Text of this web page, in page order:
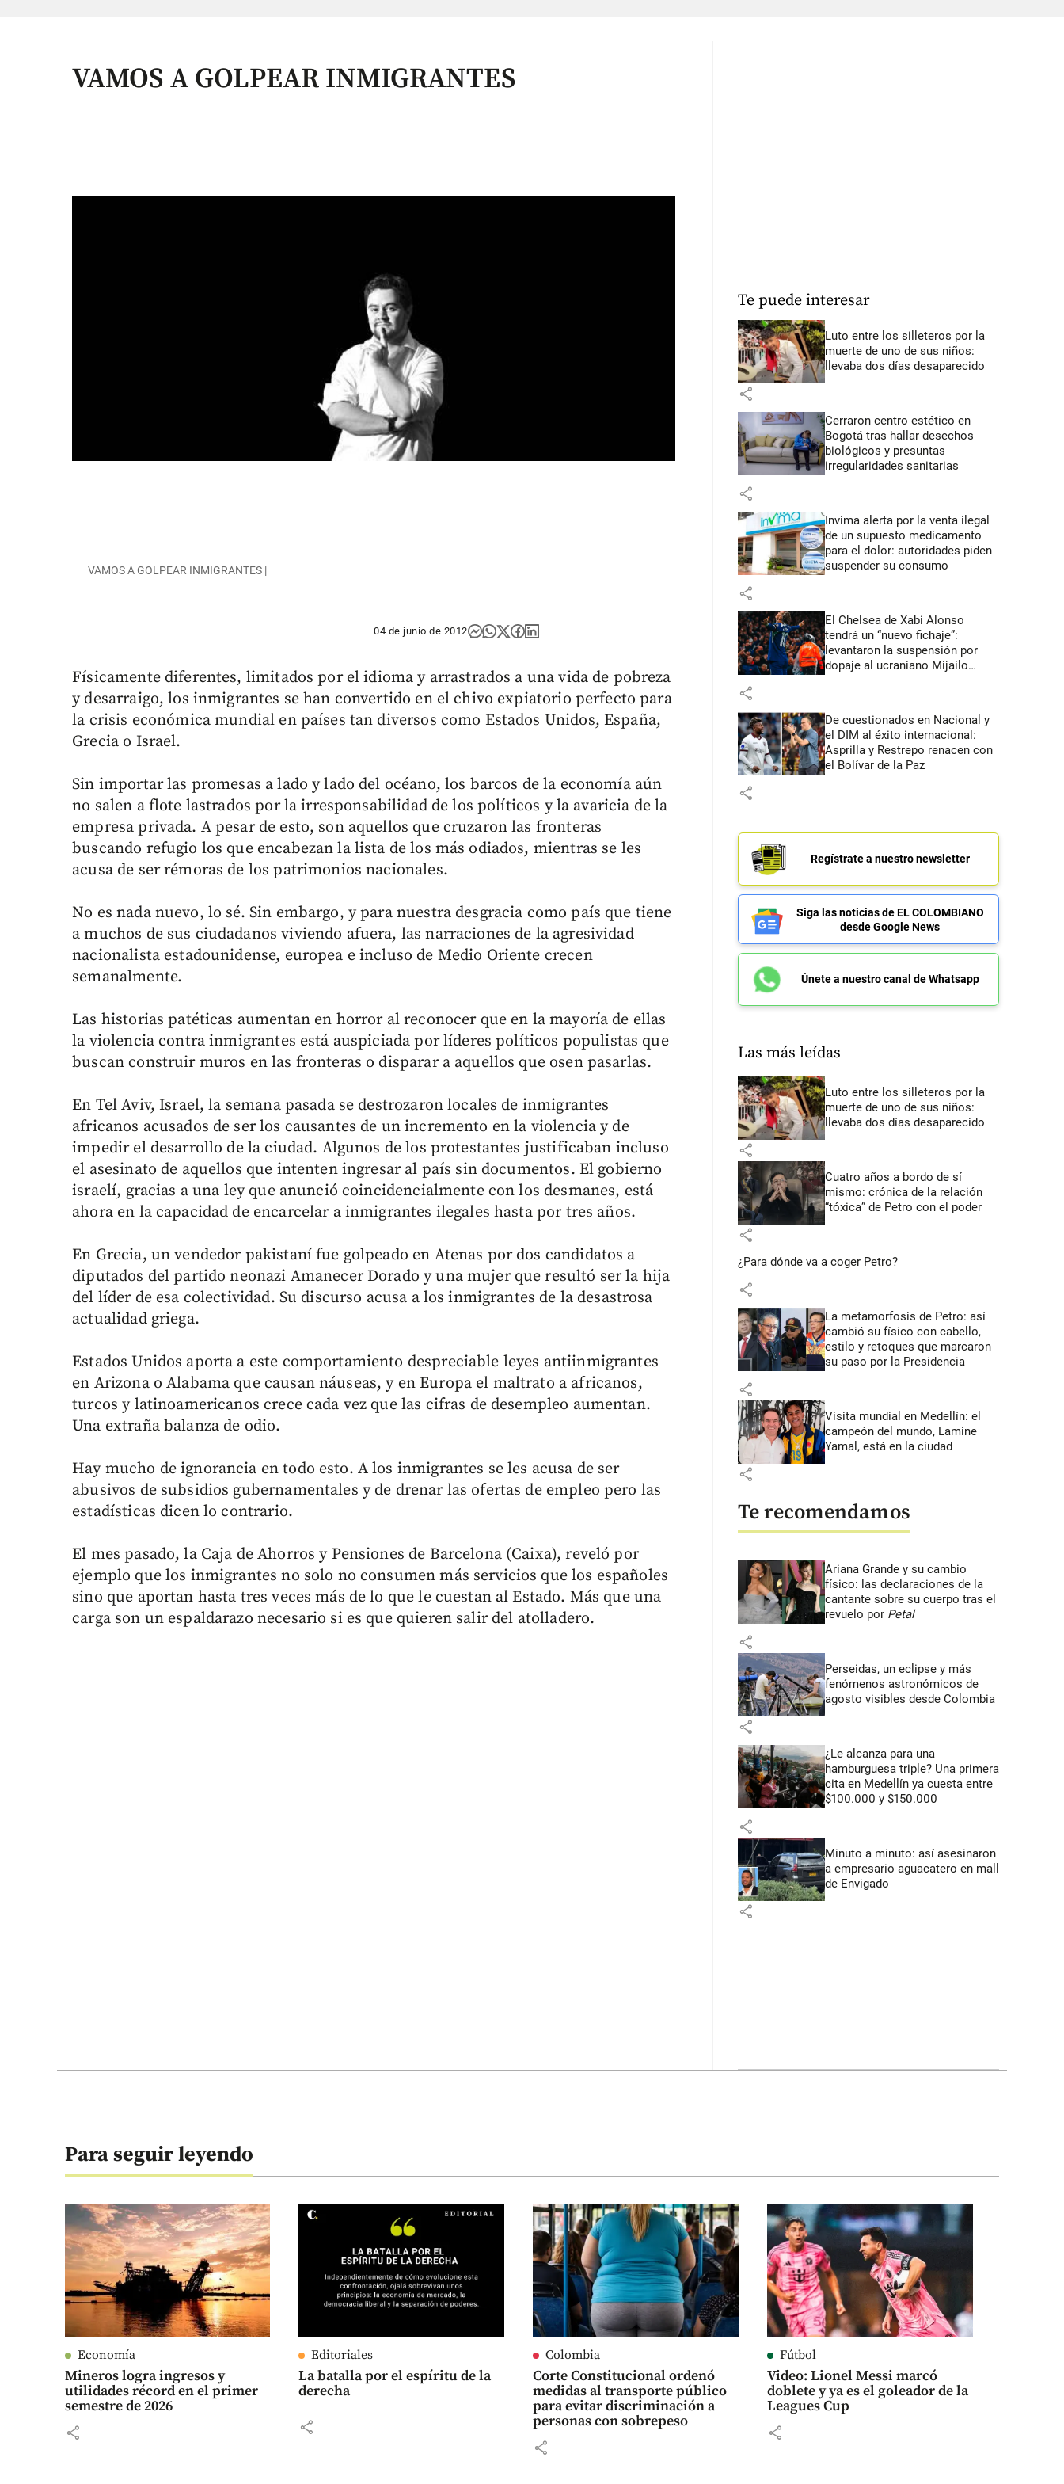
VAMOS A GOLPEAR INMIGRANTES
VAMOS A GOLPEAR INMIGRANTES |
04 de junio de 2012
Físicamente diferentes, limitados por el idioma y arrastrados a una vida de pobreza
y desarraigo, los inmigrantes se han convertido en el chivo expiatorio perfecto para
la crisis económica mundial en países tan diversos como Estados Unidos, España,
Grecia o Israel.
Sin importar las promesas a lado y lado del océano, los barcos de la economía aún
no salen a flote lastrados por la irresponsabilidad de los políticos y la avaricia de la
empresa privada. A pesar de esto, son aquellos que cruzaron las fronteras
buscando refugio los que encabezan la lista de los más odiados, mientras se les
acusa de ser rémoras de los patrimonios nacionales.
No es nada nuevo, lo sé. Sin embargo, y para nuestra desgracia como país que tiene
a muchos de sus ciudadanos viviendo afuera, las narraciones de la agresividad
nacionalista estadounidense, europea e incluso de Medio Oriente crecen
semanalmente.
Las historias patéticas aumentan en horror al reconocer que en la mayoría de ellas
la violencia contra inmigrantes está auspiciada por líderes políticos populistas que
buscan construir muros en las fronteras o disparar a aquellos que osen pasarlas.
En Tel Aviv, Israel, la semana pasada se destrozaron locales de inmigrantes
africanos acusados de ser los causantes de un incremento en la violencia y de
impedir el desarrollo de la ciudad. Algunos de los protestantes justificaban incluso
el asesinato de aquellos que intenten ingresar al país sin documentos. El gobierno
israelí, gracias a una ley que anunció coincidencialmente con los desmanes, está
ahora en la capacidad de encarcelar a inmigrantes ilegales hasta por tres años.
En Grecia, un vendedor pakistaní fue golpeado en Atenas por dos candidatos a
diputados del partido neonazi Amanecer Dorado y una mujer que resultó ser la hija
del líder de esa colectividad. Su discurso acusa a los inmigrantes de la desastrosa
actualidad griega.
Estados Unidos aporta a este comportamiento despreciable leyes antiinmigrantes
en Arizona o Alabama que causan náuseas, y en Europa el maltrato a africanos,
turcos y latinoamericanos crece cada vez que las cifras de desempleo aumentan.
Una extraña balanza de odio.
Hay mucho de ignorancia en todo esto. A los inmigrantes se les acusa de ser
abusivos de subsidios gubernamentales y de drenar las ofertas de empleo pero las
estadísticas dicen lo contrario.
El mes pasado, la Caja de Ahorros y Pensiones de Barcelona (Caixa), reveló por
ejemplo que los inmigrantes no solo no consumen más servicios que los españoles
sino que aportan hasta tres veces más de lo que le cuestan al Estado. Más que una
carga son un espaldarazo necesario si es que quieren salir del atolladero.
Te puede interesar
Luto entre los silleteros por la
muerte de uno de sus niños:
llevaba dos días desaparecido
share
Cerraron centro estético en
Bogotá tras hallar desechos
biológicos y presuntas
irregularidades sanitarias
share
Invima alerta por la venta ilegal
de un supuesto medicamento
para el dolor: autoridades piden
suspender su consumo
share
El Chelsea de Xabi Alonso
tendrá un “nuevo fichaje”:
levantaron la suspensión por
dopaje al ucraniano Mijailo
share
De cuestionados en Nacional y
el DIM al éxito internacional:
Asprilla y Restrepo renacen con
el Bolívar de la Paz
share
Regístrate a nuestro newsletter
Siga las noticias de EL COLOMBIANO
desde Google News
Únete a nuestro canal de Whatsapp
Las más leídas
Luto entre los silleteros por la
muerte de uno de sus niños:
llevaba dos días desaparecido
share
Cuatro años a bordo de sí
mismo: crónica de la relación
“tóxica” de Petro con el poder
share
¿Para dónde va a coger Petro?
share
La metamorfosis de Petro: así
cambió su físico con cabello,
estilo y retoques que marcaron
su paso por la Presidencia
share
Visita mundial en Medellín: el
campeón del mundo, Lamine
Yamal, está en la ciudad
share
Te recomendamos
Ariana Grande y su cambio
físico: las declaraciones de la
cantante sobre su cuerpo tras el
revuelo por Petal
share
Perseidas, un eclipse y más
fenómenos astronómicos de
agosto visibles desde Colombia
share
¿Le alcanza para una
hamburguesa triple? Una primera
cita en Medellín ya cuesta entre
$100.000 y $150.000
share
Minuto a minuto: así asesinaron
a empresario aguacatero en mall
de Envigado
share
Para seguir leyendo
Economía
Mineros logra ingresos y
utilidades récord en el primer
semestre de 2026
share
Editoriales
La batalla por el espíritu de la
derecha
share
Colombia
Corte Constitucional ordenó
medidas al transporte público
para evitar discriminación a
personas con sobrepeso
share
Fútbol
Video: Lionel Messi marcó
doblete y ya es el goleador de la
Leagues Cup
share